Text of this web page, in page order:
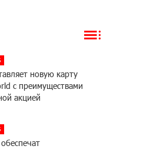
новую карту
с преимуществами
акцией